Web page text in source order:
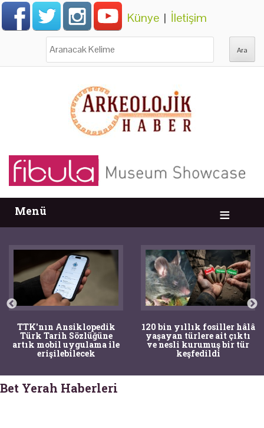
Künye | İletişim
Menü
TTK'nın Ansiklopedik
Türk Tarih Sözlüğüne
artık mobil uygulama ile
erişilebilecek
120 bin yıllık fosiller hâlâ
yaşayan türlere ait çıktı
ve nesli kurumuş bir tür
keşfedildi
Bet Yerah Haberleri